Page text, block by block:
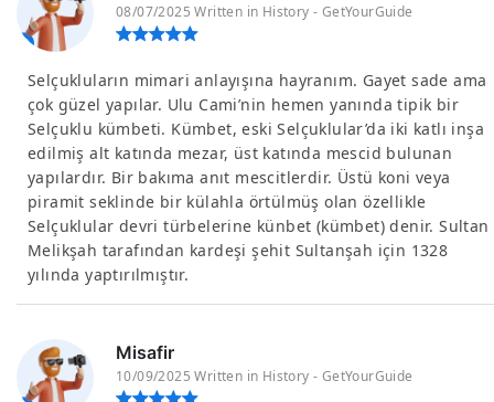
08/07/2025 Written in History - GetYourGuide
Selçukluların mimari anlayışına hayranım. Gayet sade ama
çok güzel yapılar. Ulu Cami’nin hemen yanında tipik bir
Selçuklu kümbeti. Kümbet, eski Selçuklular’da iki katlı inşa
edilmiş alt katında mezar, üst katında mescid bulunan
yapılardır. Bir bakıma anıt mescitlerdir. Üstü koni veya
piramit seklinde bir külahla örtülmüş olan özel­likle
Selçuklular devri türbelerine künbet (kümbet) denir. Sultan
Melikşah tarafından kardeşi şehit Sultanşah için 1328
yılında yaptırılmıştır.
Misafir
10/09/2025 Written in History - GetYourGuide